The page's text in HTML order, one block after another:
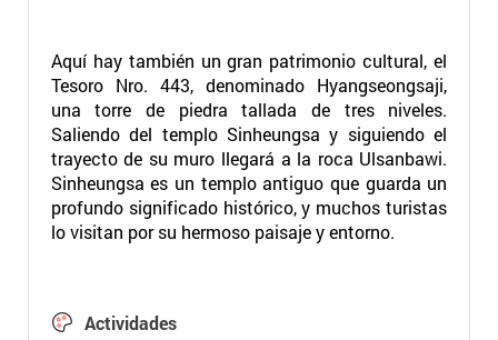
Aquí hay también un gran patrimonio cultural, el
Tesoro Nro. 443, denominado Hyangseongsaji,
una torre de piedra tallada de tres niveles.
Saliendo del templo Sinheungsa y siguiendo el
trayecto de su muro llegará a la roca Ulsanbawi.
Sinheungsa es un templo antiguo que guarda un
profundo significado histórico, y muchos turistas
lo visitan por su hermoso paisaje y entorno.
Actividades